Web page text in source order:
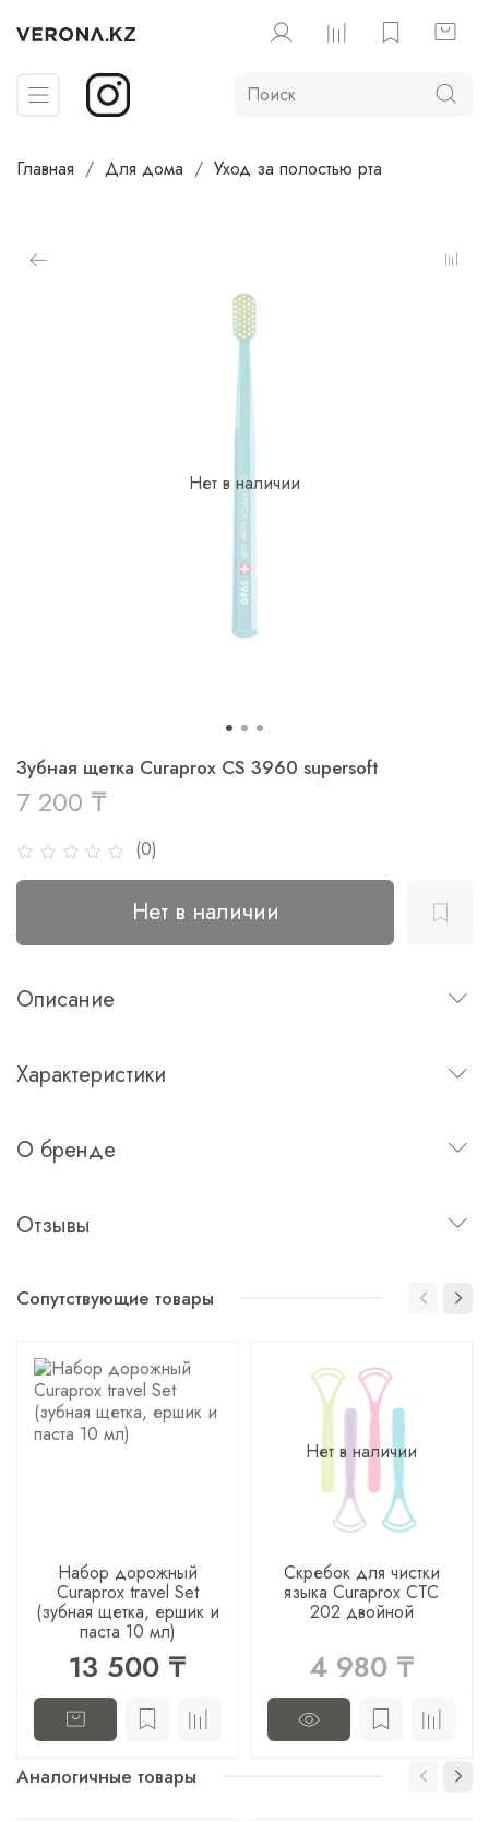
Главная Для дома Уход за полостью рта
Нет в наличии
(0)
Зубная щетка Curaprox CS 3960 supersoft
7 200 ₸
Нет в наличии
Описание
Характеристики
О бренде
Отзывы
Сопутствующие товары
Набор дорожный
Curaprox travel Set
(зубная щетка, ершик и
паста 10 мл)
13 500 ₸
Нет в наличии
Скребок для чистки
языка Curaprox CTC
202 двойной
4 980 ₸
Аналогичные товары